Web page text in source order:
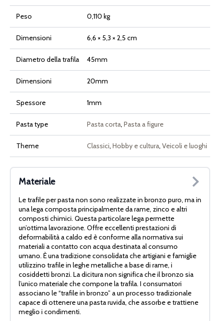
Peso 0,110 kg
Dimensioni 6,6 × 5,3 × 2,5 cm
Diametro della trafila 45mm
Dimensioni 20mm
Spessore 1mm
Pasta type Pasta corta, Pasta a figure
Theme Classici, Hobby e cultura, Veicoli e luoghi
Materiale
Le trafile per pasta non sono realizzate in bronzo puro, ma in
una lega composta principalmente da rame, zinco e altri
composti chimici. Questa particolare lega permette
un’ottima lavorazione. Offre eccellenti prestazioni di
deformabilità a caldo ed è conforme alla normativa sui
materiali a contatto con acqua destinata al consumo
umano. È una tradizione consolidata che artigiani e famiglie
utilizzino trafile in leghe metalliche a base di rame, i
cosiddetti bronzi. La dicitura non significa che il bronzo sia
l’unico materiale che compone la trafila. I consumatori
associano le “trafile in bronzo” a un processo tradizionale
capace di ottenere una pasta ruvida, che assorbe e trattiene
meglio i condimenti.